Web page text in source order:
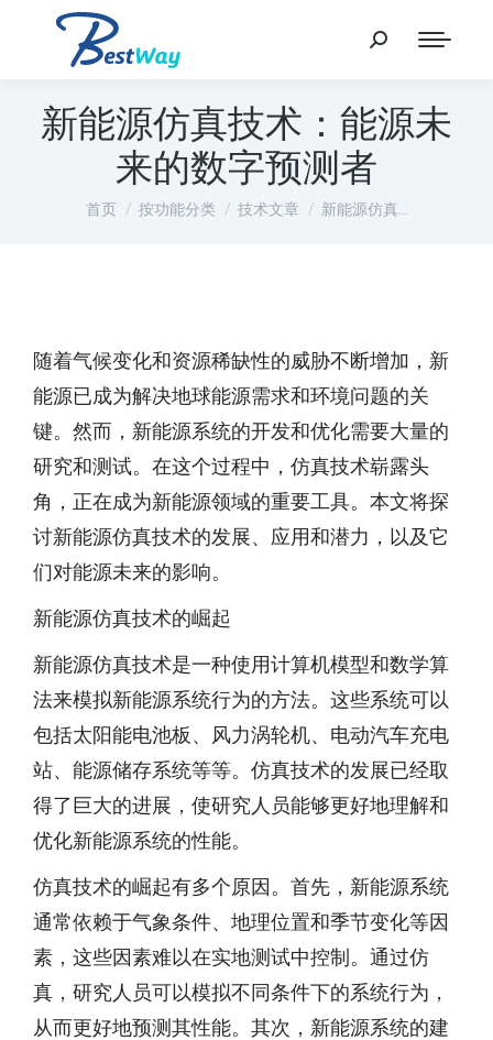
新能源仿真技术：能源未
来的数字预测者
您在这里：
首页 按功能分类 技术文章 新能源仿真…
随着气候变化和资源稀缺性的威胁不断增加，新
能源已成为解决地球能源需求和环境问题的关
键。然而，新能源系统的开发和优化需要大量的
研究和测试。在这个过程中，仿真技术崭露头
角，正在成为新能源领域的重要工具。本文将探
讨新能源仿真技术的发展、应用和潜力，以及它
们对能源未来的影响。
新能源仿真技术的崛起
新能源仿真技术是一种使用计算机模型和数学算
法来模拟新能源系统行为的方法。这些系统可以
包括太阳能电池板、风力涡轮机、电动汽车充电
站、能源储存系统等等。仿真技术的发展已经取
得了巨大的进展，使研究人员能够更好地理解和
优化新能源系统的性能。
仿真技术的崛起有多个原因。首先，新能源系统
通常依赖于气象条件、地理位置和季节变化等因
素，这些因素难以在实地测试中控制。通过仿
真，研究人员可以模拟不同条件下的系统行为，
从而更好地预测其性能。其次，新能源系统的建